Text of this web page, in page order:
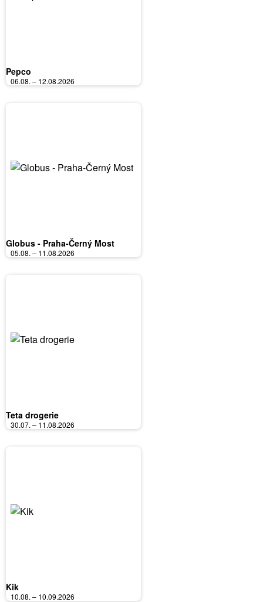
Pepco
06.08. – 12.08.2026
Globus - Praha-Černý Most
05.08. – 11.08.2026
Teta drogerie
30.07. – 11.08.2026
Kik
10.08. – 10.09.2026